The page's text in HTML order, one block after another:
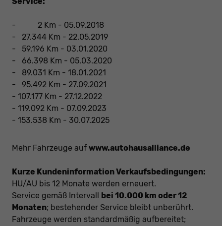
- 2 Km - 05.09.2018
- 27.344 Km - 22.05.2019
- 59.196 Km - 03.01.2020
- 66.398 Km - 05.03.2020
- 89.031 Km - 18.01.2021
- 95.492 Km - 27.09.2021
- 107.177 Km - 27.12.2022
- 119.092 Km - 07.09.2023
- 153.538 Km - 30.07.2025
Mehr Fahrzeuge auf www.autohausalliance.de
Kurze Kundeninformation Verkaufsbedingungen:
HU/AU bis 12 Monate werden erneuert.
Service gemäß Intervall
bei 10.000 km oder 12
Monaten; bestehender Service bleibt unberührt.
Fahrzeuge werden standardmäßig aufbereitet;